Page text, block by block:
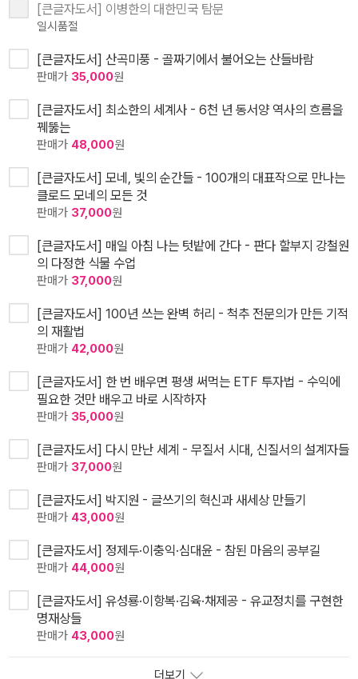
[큰글자도서] 이병한의 대한민국 탐문
일시품절
[큰글자도서] 산곡미풍 - 골짜기에서 불어오는 산들바람
판매가 35,000원
[큰글자도서] 최소한의 세계사 - 6천 년 동서양 역사의 흐름을
꿰뚫는
판매가 48,000원
[큰글자도서] 모네, 빛의 순간들 - 100개의 대표작으로 만나는
클로드 모네의 모든 것
판매가 37,000원
[큰글자도서] 매일 아침 나는 텃밭에 간다 - 판다 할부지 강철원
의 다정한 식물 수업
판매가 37,000원
[큰글자도서] 100년 쓰는 완벽 허리 - 척추 전문의가 만든 기적
의 재활법
판매가 42,000원
[큰글자도서] 한 번 배우면 평생 써먹는 ETF 투자법 - 수익에
필요한 것만 배우고 바로 시작하자
판매가 35,000원
[큰글자도서] 다시 만난 세계 - 무질서 시대, 신질서의 설계자들
판매가 37,000원
[큰글자도서] 박지원 - 글쓰기의 혁신과 새세상 만들기
판매가 43,000원
[큰글자도서] 정제두·이충익·심대윤 - 참된 마음의 공부길
판매가 44,000원
[큰글자도서] 유성룡·이항복·김육·채제공 - 유교정치를 구현한
명재상들
판매가 43,000원
더보기